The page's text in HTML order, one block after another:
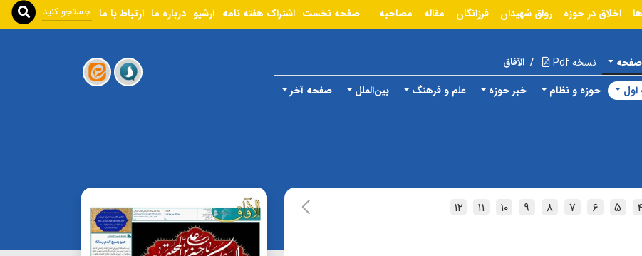
اخلاق در حوزه رواق شهیدان فرزانگان مقاله مصاحبه صفحه نخست اشتراک هفته نامه آرشیو درباره ما ارتباط با ما
صفحه نسخه Pdf / الآفاق
حوزه و نظام خبر حوزه علم و فرهنگ بین‌الملل صفحه آخر
۵ ۶ ۷ ۸ ۹ ۱۰ ۱۱ ۱۲